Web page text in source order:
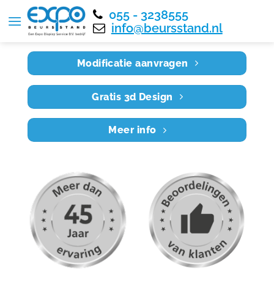
055 - 3238555
info@beursstand.nl
Home RE6X5 041
Modificatie aanvragen
Gratis 3d Design
Meer info